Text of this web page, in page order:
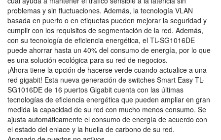
problemas y sin fluctuaciones. Además, la tecnología VLAN
basada en puerto o en etiquetas pueden mejorar la seguridad y
cumplir con los requisitos de segmentación de la red. Además,
con su tecnología de eficiencia energética, el TL-SG1016DE
puede ahorrar hasta un 40% del consumo de energía, por lo que
es una solución ecológica para su red de negocios.
¡Ahora tiene la opción de hacerse verde cuando actualice a una
red gigabit! Esta nueva generación de switches Smart Easy TL-
SG1016DE de 16 puertos Gigabit cuenta con las últimas
tecnologías de eficiencia energética que pueden ampliar en gran
medida la capacidad de su red con mucho menos consumo. Se
ajusta automáticamente el consumo de energía de acuerdo con
el estado del enlace y la huella de carbono de su red.